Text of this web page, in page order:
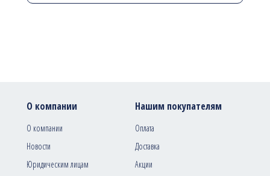
О компании
О компании
Новости
Юридическим лицам
Нашим покупателям
Оплата
Доставка
Акции